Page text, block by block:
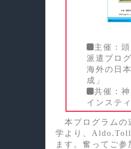
主催：
派遣プロ
海外の日
成」
共催：
インステ
本プログラムの
学より、
ます。奮ってご参